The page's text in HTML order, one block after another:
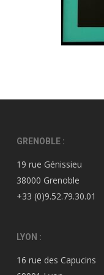
GRENOBLE :
19 rue Génissieu
38000 Grenoble
+33 (0)9.52.79.30.01
LYON :
16 rue des Capucins